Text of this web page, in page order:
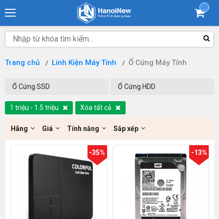
Trang chủ Linh Kiện Máy Tính Ổ Cứng Máy Tính
Ổ Cứng SSD Ổ Cứng HDD
1 triệu - 1.5 triệu Xóa tất cả
Hãng Giá Tính năng Sắp xếp
-35% -13%